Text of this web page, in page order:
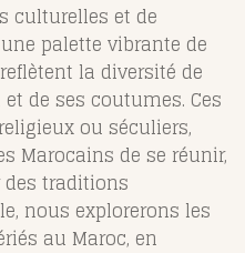
culturelles et de
palette vibrante de
la diversité de
de ses coutumes. Ces
ou séculiers,
Marocains de se réunir,
des traditions
nous explorerons les
au Maroc, en